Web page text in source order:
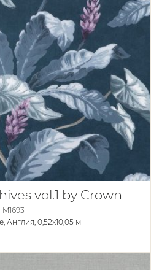
vol.1 by Crown
M1693
Англия, 0,52x10,05 м